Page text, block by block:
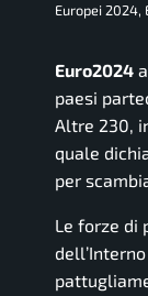
Europei 2024,
Euro2024
paesi
Altre 230,
quale
per
Le forze di